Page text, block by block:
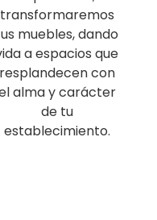
transformaremos
muebles, dando
a espacios que
resplandecen con
alma y carácter
de tu
establecimiento.